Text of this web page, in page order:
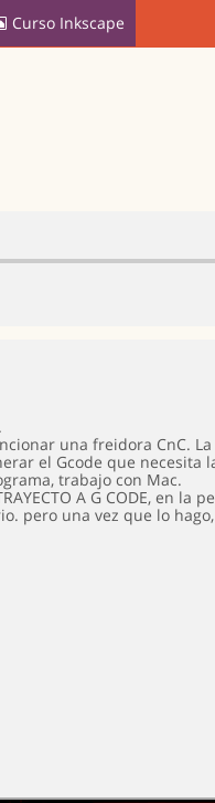
Curso Inkscape
una freidora CnC.
el Gcode que necesita
trabajo con Mac.
A G CODE, en la
pero una vez que lo